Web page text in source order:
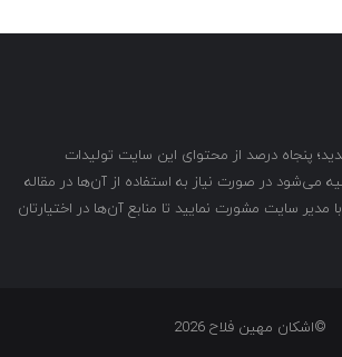
پنجاه درصد از محتوای این سایت تولیدات
می‌شود در صورت نیاز به استفاده از آن‌ها در مقاله
سایت مشورت نمایید تا منابع آن‌ها در اختیارتان
©اشکان مهین فلاح 2026